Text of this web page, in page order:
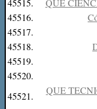
45515.
QUE
45516.
45517.
45518.
45519.
45520.
45521.
QUE